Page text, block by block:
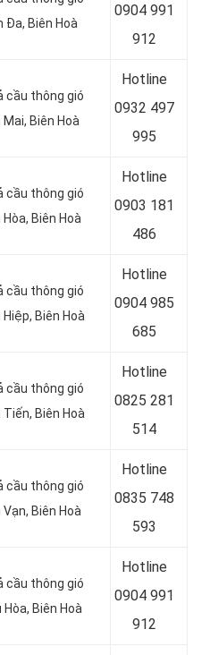
Đa, Biên Hoà
0904 991
912
cầu thông gió
Biên Hoà
Hotline
0932 497
995
cầu thông gió
Biên Hoà
Hotline
0903 181
486
cầu thông gió
Biên Hoà
Hotline
0904 985
685
cầu thông gió
Biên Hoà
Hotline
0825 281
514
cầu thông gió
Biên Hoà
Hotline
0835 748
593
cầu thông gió
Biên Hoà
Hotline
0904 991
912